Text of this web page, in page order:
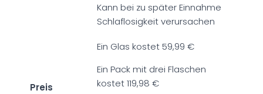
Kann bei zu später Einnahme
Schlaflosigkeit verursachen
Preis
Ein Glas kostet 59,99 €
Ein Pack mit drei Flaschen
kostet 119,98 €